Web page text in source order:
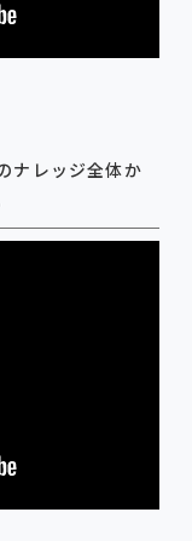
ナレッジ全体か